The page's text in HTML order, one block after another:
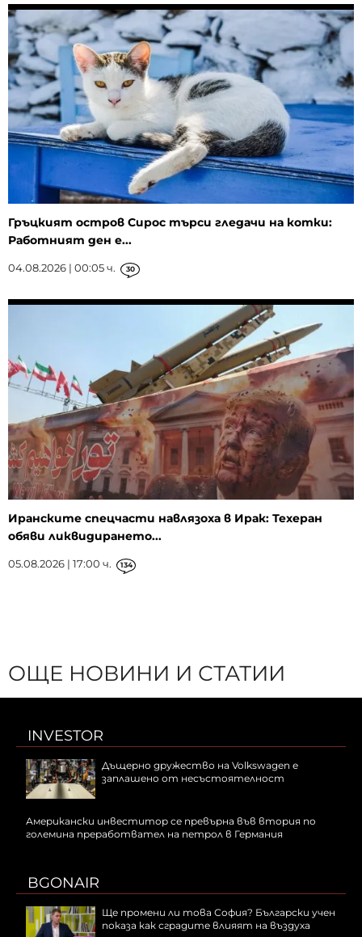
Гръцкият остров Сирос търси гледачи на котки:
Работният ден е...
04.08.2026 | 00:05 ч. 30
Иранските спецчасти навлязоха в Ирак: Техеран
обяви ликвидирането...
05.08.2026 | 17:00 ч. 134
ОЩЕ НОВИНИ И СТАТИИ
INVESTOR
Дъщерно дружество на Volkswagen е
заплашено от несъстоятелност
Американски инвеститор се превърна във втория по
големина преработвател на петрол в Германия
BGONAIR
Ще промени ли това София? Български учен
показа как сградите влияят на въздуха